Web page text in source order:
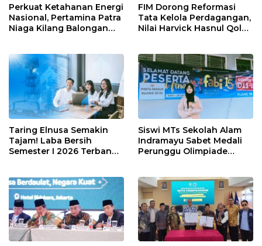
Perkuat Ketahanan Energi
Nasional, Pertamina Patra
Niaga Kilang Balongan
FIM Dorong Reformasi
Tata Kelola Perdagangan,
Nilai Harvick Hasnul Qolbi
Taring Elnusa Semakin
Tajam! Laba Bersih
Semester I 2026 Terbang
Siswi MTs Sekolah Alam
Indramayu Sabet Medali
Perunggu Olimpiade